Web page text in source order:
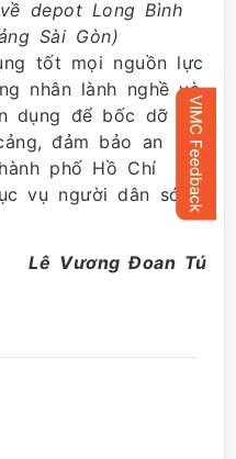
depot Long Bình
Sài Gòn)
tốt mọi nguồn lực
nhân lành nghề và
dụng để bốc dỡ
đảm bảo an
phố Hồ Chí
vụ người dân sớm
Lê Vương Đoan Tú